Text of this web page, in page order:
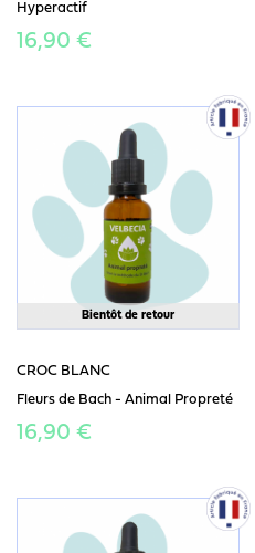
Hyperactif
16,90 €
Bientôt de retour
CROC BLANC
Fleurs de Bach - Animal Propreté
16,90 €